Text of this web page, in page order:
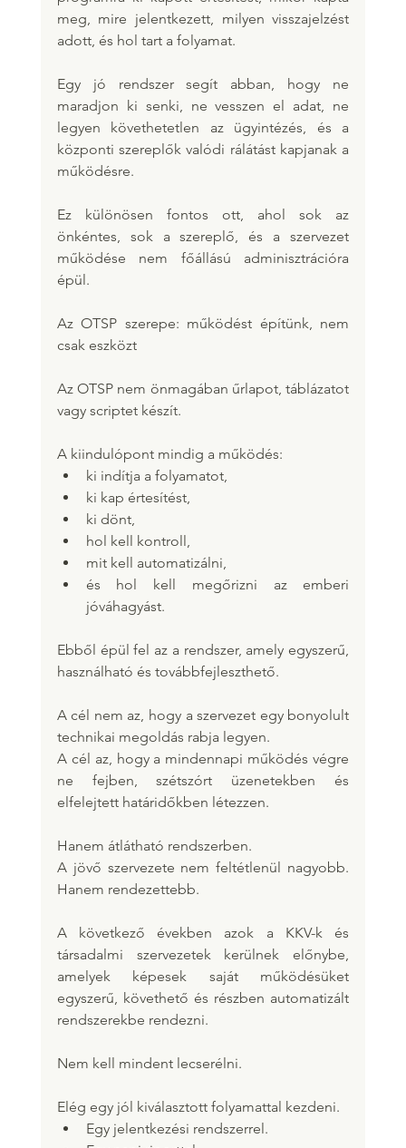
meg, mire jelentkezett, milyen visszajelzést
adott, és hol tart a folyamat.
Egy jó rendszer segít abban, hogy ne
maradjon ki senki, ne vesszen el adat, ne
legyen követhetetlen az ügyintézés, és a
központi szereplők valódi rálátást kapjanak a
működésre.
Ez különösen fontos ott, ahol sok az
önkéntes, sok a szereplő, és a szervezet
működése nem főállású adminisztrációra
épül.
Az OTSP szerepe: működést építünk, nem
csak eszközt
Az OTSP nem önmagában űrlapot, táblázatot
vagy scriptet készít.
A kiindulópont mindig a működés:
ki indítja a folyamatot,
ki kap értesítést,
ki dönt,
hol kell kontroll,
mit kell automatizálni,
és hol kell megőrizni az emberi
jóváhagyást.
Ebből épül fel az a rendszer, amely egyszerű,
használható és továbbfejleszthető.
A cél nem az, hogy a szervezet egy bonyolult
technikai megoldás rabja legyen.
A cél az, hogy a mindennapi működés végre
ne fejben, szétszórt üzenetekben és
elfelejtett határidőkben létezzen.
Hanem átlátható rendszerben.
A jövő szervezete nem feltétlenül nagyobb.
Hanem rendezettebb.
A következő években azok a KKV-k és
társadalmi szervezetek kerülnek előnybe,
amelyek képesek saját működésüket
egyszerű, követhető és részben automatizált
rendszerekbe rendezni.
Nem kell mindent lecserélni.
Elég egy jól kiválasztott folyamattal kezdeni.
Egy jelentkezési rendszerrel.